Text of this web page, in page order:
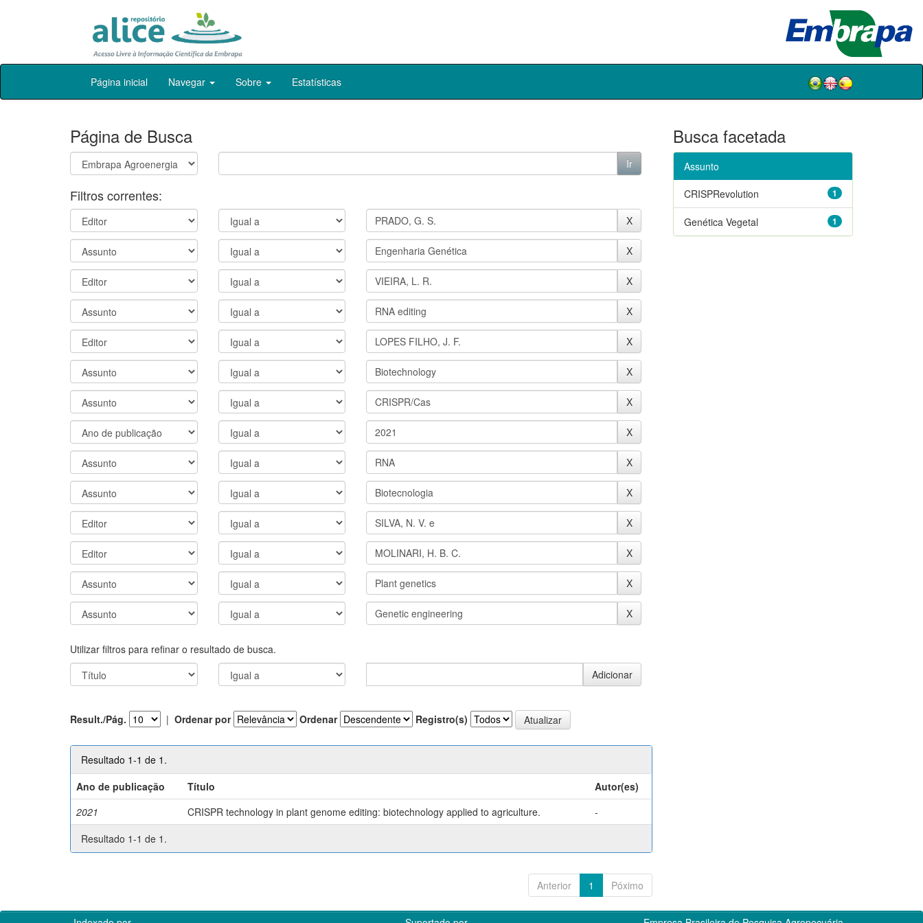
Skip
Página inicial Navegar Sobre Estatísticas
Página de Busca
Filtros correntes:
Utilizar filtros para refinar o resultado de busca.
Result./Pág. | Ordenar por Ordenar Registro(s)
Resultado 1-1 de 1.
Ano de publicação
Título
Autor(es)
2021
CRISPR technology in plant genome editing: biotechnology applied to agriculture.
-
Resultado 1-1 de 1.
Anterior 1 Póximo
Busca facetada
Assunto
1
CRISPRevolution
1
Genética Vegetal